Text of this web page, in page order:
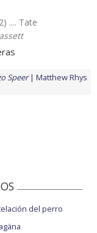
.... Tate
Speer
Matthew Rhys
del perro